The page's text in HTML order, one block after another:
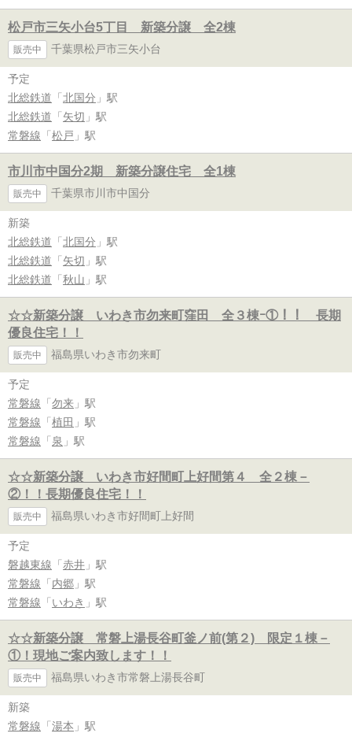
松戸市三矢小台5丁目 新築分譲 全2棟
販売中 千葉県松戸市三矢小台
予定
北総鉄道 「 北国分 」駅
北総鉄道 「 矢切 」駅
常磐線 「 松戸 」駅
市川市中国分2期 新築分譲住宅 全1棟
販売中 千葉県市川市中国分
新築
北総鉄道 「 北国分 」駅
北総鉄道 「 矢切 」駅
北総鉄道 「 秋山 」駅
☆☆新築分譲 いわき市勿来町窪田 全３棟ｰ①！！ 長期
優良住宅！！
販売中 福島県いわき市勿来町
予定
常磐線 「 勿来 」駅
常磐線 「 植田 」駅
常磐線 「 泉 」駅
☆☆新築分譲 いわき市好間町上好間第４ 全２棟－
②！！長期優良住宅！！
販売中 福島県いわき市好間町上好間
予定
磐越東線 「 赤井 」駅
常磐線 「 内郷 」駅
常磐線 「 いわき 」駅
☆☆新築分譲 常磐上湯長谷町釜ノ前(第２) 限定１棟－
①！現地ご案内致します！！
販売中 福島県いわき市常磐上湯長谷町
新築
常磐線 「 湯本 」駅